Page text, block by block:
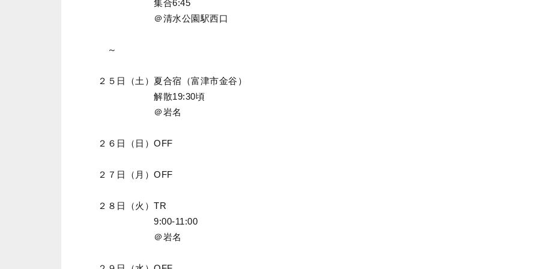
集合6:45
＠清水公園駅西口
～
２５日（土）夏合宿（富津市金谷）
解散19:30頃
＠岩名
２６日（日）OFF
２７日（月）OFF
２８日（火）TR
9:00-11:00
＠岩名